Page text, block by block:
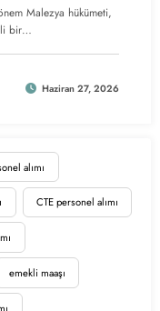
alımı
CTE personel alımı
emekli maaşı
Malezya hükümeti,
bir…
Haziran 27, 2026